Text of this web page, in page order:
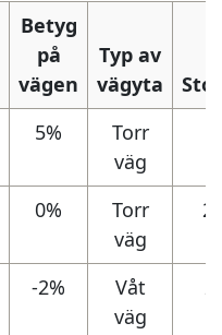
Betyg
på
vägen
Typ av
vägyta
5%
Torr
väg
0%
Torr
väg
-2%
Våt
väg